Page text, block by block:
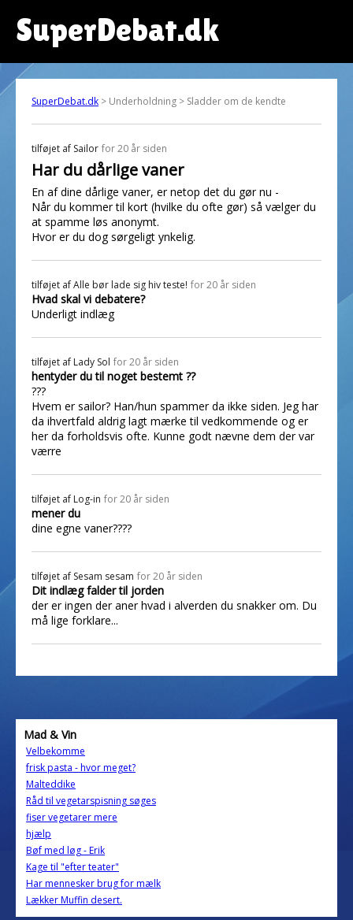
SuperDebat.dk
SuperDebat.dk > Underholdning > Sladder om de kendte
tilføjet af Sailor for 20 år siden
Har du dårlige vaner
En af dine dårlige vaner, er netop det du gør nu -
Når du kommer til kort (hvilke du ofte gør) så vælger du
at spamme løs anonymt.
Hvor er du dog sørgeligt ynkelig.
tilføjet afAlle bør lade sig hiv teste! for 20 år siden
Hvad skal vi debatere?
Underligt indlæg
tilføjet af Lady Sol for 20 år siden
hentyder du til noget bestemt ??
???
Hvem er sailor? Han/hun spammer da ikke siden. Jeg har
da ihvertfald aldrig lagt mærke til vedkommende og er
her da forholdsvis ofte. Kunne godt nævne dem der var
værre
tilføjet af Log-in for 20 år siden
mener du
dine egne vaner????
tilføjet af Sesam sesam for 20 år siden
Dit indlæg falder til jorden
der er ingen der aner hvad i alverden du snakker om. Du
må lige forklare...
Mad & Vin
Velbekomme
frisk pasta - hvor meget?
Malteddike
Råd til vegetarspisning søges
fiser vegetarer mere
hjælp
Bøf med løg - Erik
Kage til "efter teater"
Har mennesker brug for mælk
Lækker Muffin desert.